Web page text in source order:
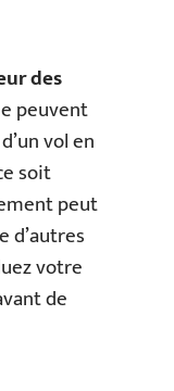
des
peuvent
vol en
soit
peut
d’autres
votre
de